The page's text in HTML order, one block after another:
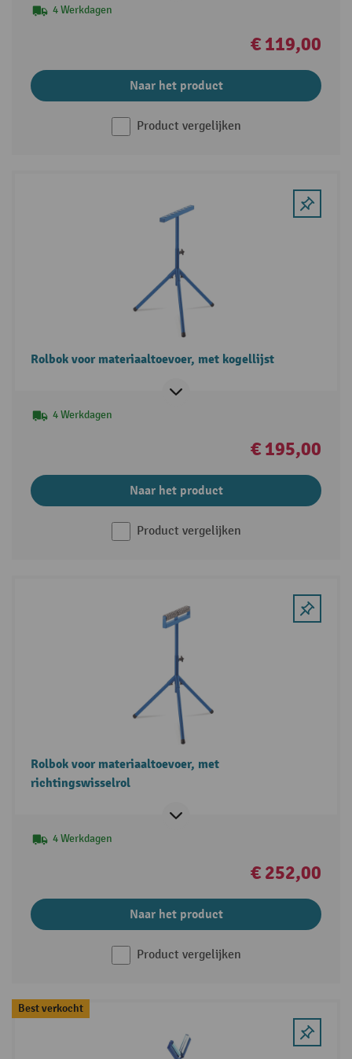
4 Werkdagen
€ 119,00
Naar het product
Product vergelijken
Rolbok voor materiaaltoevoer, met kogellijst
4 Werkdagen
€ 195,00
Naar het product
Product vergelijken
Rolbok voor materiaaltoevoer, met
richtingswisselrol
4 Werkdagen
€ 252,00
Naar het product
Product vergelijken
Best verkocht